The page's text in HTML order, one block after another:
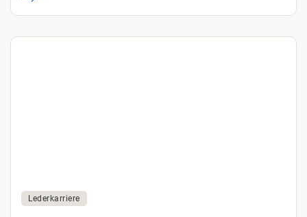
Lederkarriere